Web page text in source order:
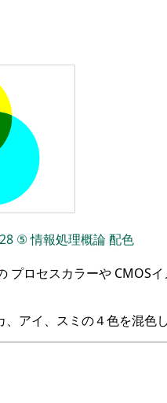
⑤情報処理概論配色
プロセスカラーや CMOS
アイ、スミの４色を混色し